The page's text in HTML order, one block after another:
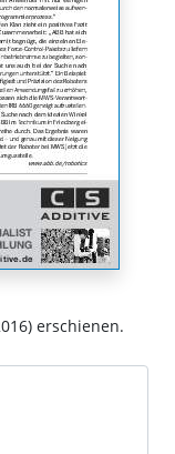
erschienen.